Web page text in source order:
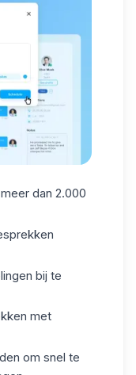
dan 2.000
bij te
met
om snel te